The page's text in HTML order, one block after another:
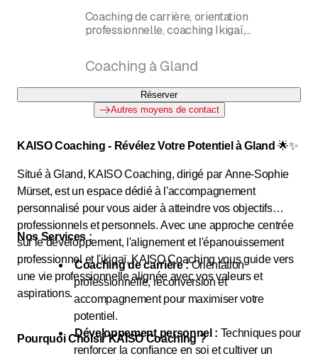
Coaching de carrière, orientation
professionnelle, coaching Ikigaï,
Coaching à Gland
Réserver
Autres moyens de contact
KAISO Coaching - Révélez Votre Potentiel à Gland 🌟✨
Situé à Gland, KAISO Coaching, dirigé par Anne-Sophie
Mürset, est un espace dédié à l'accompagnement
personnalisé pour vous aider à atteindre vos objectifs
professionnels et personnels. Avec une approche centrée
sur le développement, l'alignement et l'épanouissement
professionnel et l'ikigaï, KAISO Coaching vous guide vers
une vie professionnelle alignée avec vos valeurs et
aspirations.
Nos Services :
Coaching de carrière :Orientation
professionnelle, reconversion et
accompagnement pour maximiser votre
potentiel.
Développement personnel : Techniques pour
renforcer la confiance en soi et cultiver un
Pourquoi Choisir KAISO Coaching ?